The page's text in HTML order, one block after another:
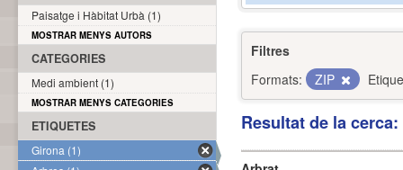
Filtres
Formats:
ZIP
Resultat de la
Paisatge i Hàbitat Urbà (1)
MOSTRAR MENYS AUTORS
CATEGORIES
Medi ambient (1)
MOSTRAR MENYS CATEGORIES
ETIQUETES
Girona (1)